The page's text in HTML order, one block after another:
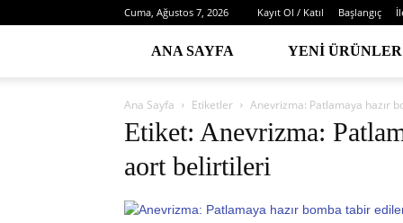
Cuma, Ağustos 7, 2026 Kayıt Ol / Katıl Başlangıç
ANA SAYFA YENI ÜRÜNLER
Ana Sayfa Etiketler Anevrizma: Patlamaya hazır
Etiket: Anevrizma:
aort belirtileri